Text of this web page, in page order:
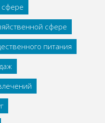
сфере
сфере
питания